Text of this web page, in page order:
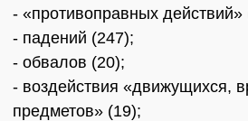
- «противоправных действий»
- падений (247);
- обвалов (20);
- воздействия «движущихся,
предметов» (19);